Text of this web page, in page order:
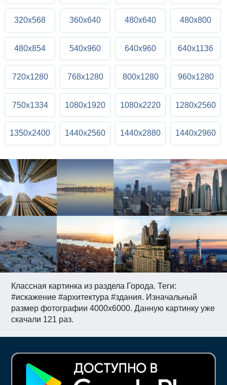
Классная картинка из раздела Города. Теги:
#искажение #архитектура #здания. Изначальный
размер фотографии 4000x6000. Данную картинку уже
скачали 121 раз.
320x568 360x640 480x640 480x800
480x854 540x960 640x960 640x1136
720x1280 768x1280 800x1280 960x1280
750x1334 1080x1920 1080x2220 1280x2560
1350x2400 1440x2560 1440x2880 1440x2960